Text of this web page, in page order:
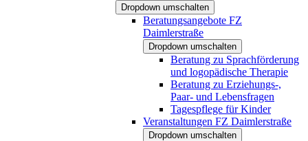
Dropdown umschalten
Beratungsangebote FZ
Daimlerstraße
Dropdown umschalten
Beratung zu Sprachförderung
und logopädische Therapie
Beratung zu Erziehungs-,
Paar- und Lebensfragen
Tagespflege für Kinder
Veranstaltungen FZ Daimlerstraße
Dropdown umschalten